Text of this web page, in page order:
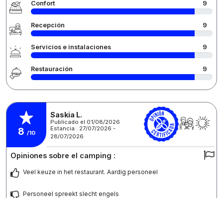
Confort 9
Recepción 9
Servicios e instalaciones 9
Restauración 9
8 /10
Saskia L.
Publicado el 01/08/2026
Estancia : 27/07/2026 -
28/07/2026
Opiniones sobre el camping :
Veel keuze in het restaurant. Aardig personeel
Personeel spreekt slecht engels